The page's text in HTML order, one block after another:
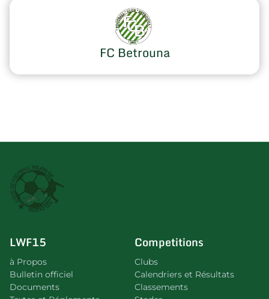
FC Betrouna
LWF15
à Propos
Bulletin officiel
Documents
Competitions
Clubs
Calendriers et Résultats
Classements